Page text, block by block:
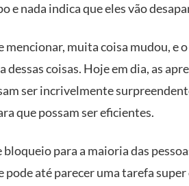
e nada indica que eles vão
mencionar, muita coisa mudou, e
coisas. Hoje em dia, as
ser incrivelmente
que possam ser eficientes.
bloqueio para a maioria das
até parecer uma tarefa super